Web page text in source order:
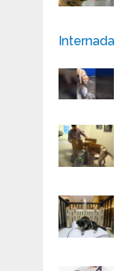
Internada